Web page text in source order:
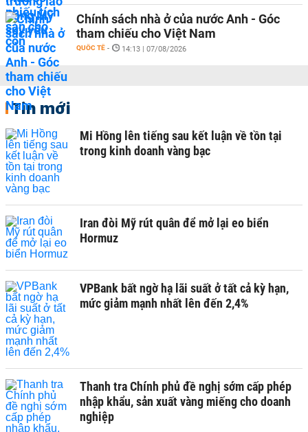
Chính sách nhà ở của nước Anh - Góc
tham chiếu cho Việt Nam
QUỐC TẾ - 14:13 | 07/08/2026
Tin mới
Mi Hồng lên tiếng sau kết luận về tồn tại
trong kinh doanh vàng bạc
Iran đòi Mỹ rút quân để mở lại eo biển
Hormuz
VPBank bất ngờ hạ lãi suất ở tất cả kỳ hạn,
mức giảm mạnh nhất lên đến 2,4%
Thanh tra Chính phủ đề nghị sớm cấp phép
nhập khẩu, sản xuất vàng miếng cho doanh
nghiệp